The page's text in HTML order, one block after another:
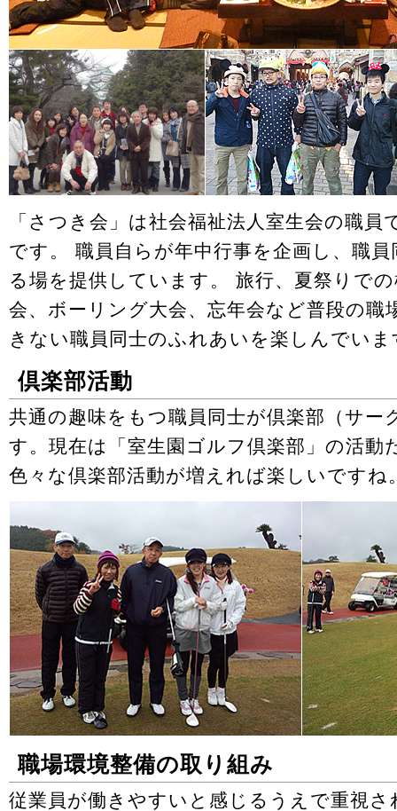
「さつき会」は社会福祉法人室生会の職員
です。 職員自らが年中行事を企画し、職
る場を提供しています。 旅行、夏祭りで
会、ボーリング大会、忘年会など普段の職
きない職員同士のふれあいを楽しんでいま
倶楽部活動
共通の趣味をもつ職員同士が倶楽部（サー
す。現在は「室生園ゴルフ倶楽部」の活動
色々な倶楽部活動が増えれば楽しいですね
職場環境整備の取り組み
従業員が働きやすいと感じるうえで重視